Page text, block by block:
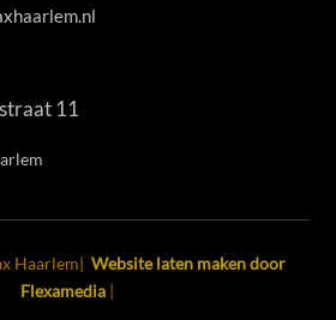
11
Haarlem| Website laten maken door
Flexamedia |